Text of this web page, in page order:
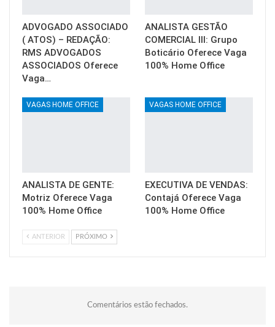
ADVOGADO ASSOCIADO
( ATOS) – REDAÇÃO:
RMS ADVOGADOS
ASSOCIADOS Oferece
Vaga…
ANALISTA GESTÃO
COMERCIAL III: Grupo
Boticário Oferece Vaga
100% Home Office
VAGAS HOME OFFICE
ANALISTA DE GENTE:
Motriz Oferece Vaga
100% Home Office
VAGAS HOME OFFICE
EXECUTIVA DE VENDAS:
Contajá Oferece Vaga
100% Home Office
ANTERIOR PRÓXIMO
Comentários estão fechados.